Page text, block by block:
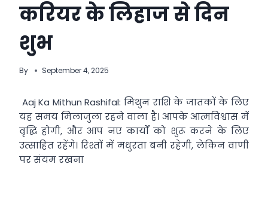
करियर के लिहाज से दिन
शुभ
By September 4, 2025
Aaj Ka Mithun Rashifal: मिथुन राशि के जातकों के लिए
यह समय मिलाजुला रहने वाला है। आपके आत्मविश्वास में
वृद्धि होगी, और आप नए कार्यों को शुरू करने के लिए
उत्साहित रहेंगे। रिश्तों में मधुरता बनी रहेगी, लेकिन वाणी
पर संयम रखना